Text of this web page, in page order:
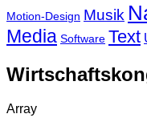
Motion-Design Musik
Media Software Text
Array